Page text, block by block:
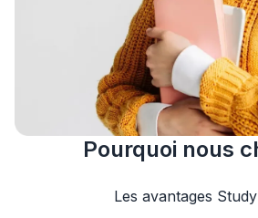
Pourquoi nous
Les avantages